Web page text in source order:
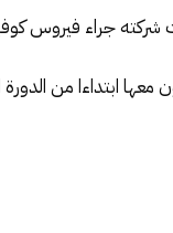
معها ابتداءا من